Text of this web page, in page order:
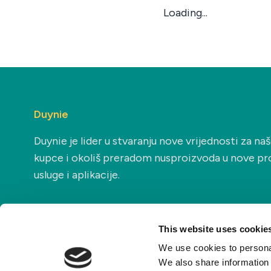
This website uses
We use cookies to
We also share
Loading...
Duynie
Duynie je lider u stvaranju nove vrijednosti za
kupce i okoliš preradom nusproizvoda u nove
usluge i aplikacije.